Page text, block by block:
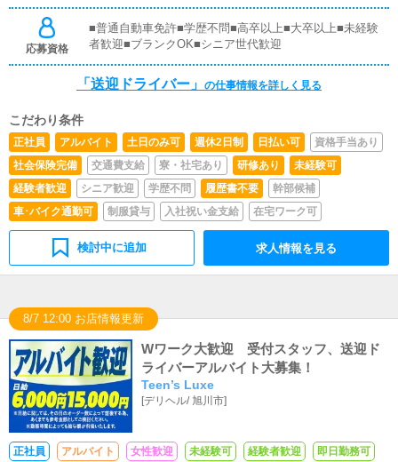
応募資格
■普通自動車免許■学歴不問■高卒以上■大卒以上■未経験
者歓迎■ブランクOK■シニア世代歓迎
「送迎ドライバー」 の仕事情報を詳しく見る
こだわり条件
正社員 アルバイト 土日のみ可 週休2日制 日払い可
資格手当あり
社会保険完備
交通費支給 寮・社宅あり 研修あり
未経験可
経験者歓迎
シニア歓迎 学歴不問 履歴書不要
幹部候補
車･バイク通勤可
制服貸与 入社祝い金支給 在宅ワーク可
検討中に追加 求人情報を見る
8/7 12:00 お店情報更新
Wワーク大歓迎 受付スタッフ、送迎ド
ライバーアルバイト大募集！
Teen’s Luxe
[デリヘル/ 旭川市]
正社員 アルバイト 女性歓迎 未経験可 経験者歓迎 即日勤務可